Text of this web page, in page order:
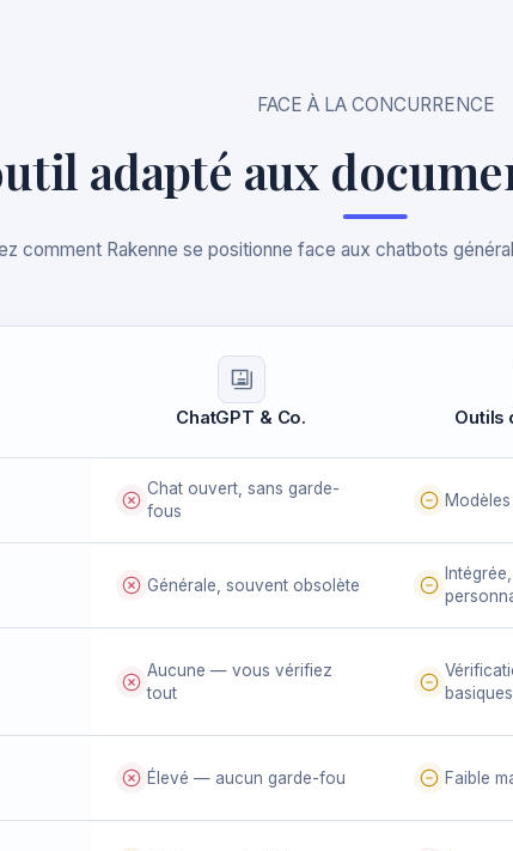
FACE À LA CONCURRENCE
adapté aux
comment Rakenne se positionne face aux chatbots
ChatGPT & Co. Outils
Chat ouvert, sans garde-
fous
Générale, souvent obsolète
Aucune — vous vérifiez
tout
basiques
Élevé — aucun garde-fou Faible